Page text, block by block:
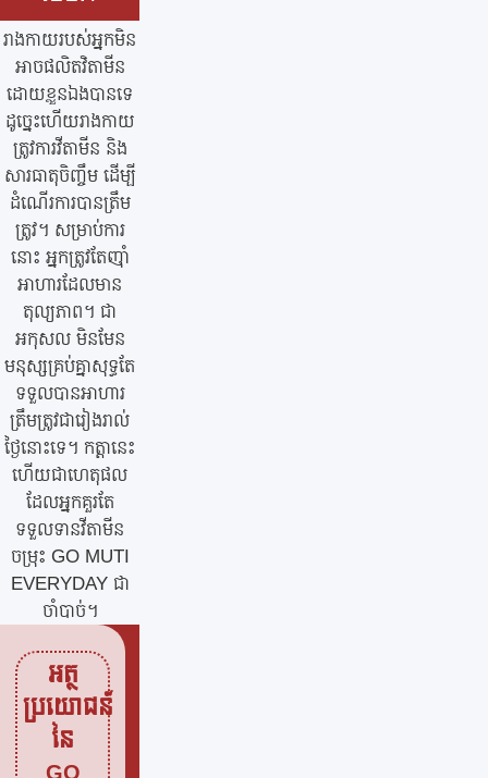
រាងកាយរបស់អ្នកមិន
អាចផលិតវិតាមីន
ដោយខ្លួនឯងបានទេ
ដូច្នេះហើយរាងកាយ
ត្រូវការវីតាមីន និង
សារធាតុចិញ្ចឹម ដើម្បី
ដំណើរការបានត្រឹម
ត្រូវ។ សម្រាប់ការ
នោះ អ្នកត្រូវតែញ៉ាំ
អាហារដែលមាន
តុល្យភាព។ ជា
អកុសល មិនមែន
មនុស្សគ្រប់គ្នាសុទ្ធតែ
ទទួលបានអាហារ
ត្រឹមត្រូវជារៀងរាល់
ថ្ងៃនោះទេ។ កត្តានេះ
ហើយជាហេតុផល
ដែលអ្នកគួរតែ
ទទួលទានវីតាមីន
ចម្រុះ GO MUTI
EVERYDAY ជា
ចាំបាច់។
អត្ថ
ប្រយោជន៍
នៃ
GO